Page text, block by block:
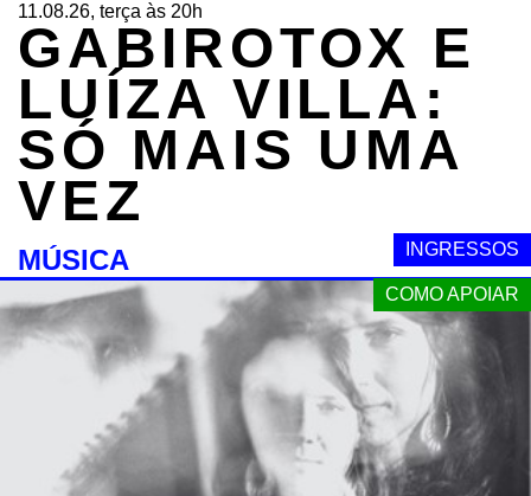
INGRESSOS
COMO APOIAR
11.08.26, terça às 20h
GABIROTOX E
LUÍZA VILLA:
SÓ MAIS UMA
VEZ
MÚSICA